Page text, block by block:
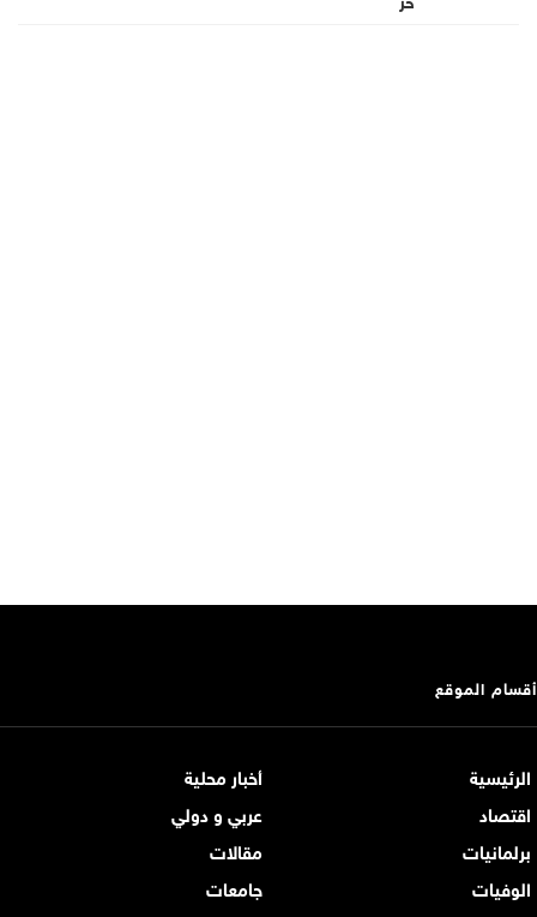
أقسام الموقع
الرئيسية
أخبار محلية
اقتصاد
عربي و دولي
برلمانيات
مقالات
الوفيات
جامعات